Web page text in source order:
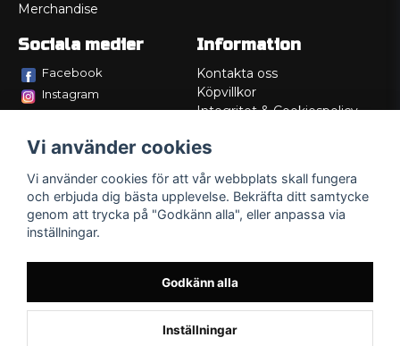
Merchandise
Sociala medier
Facebook
Instagram
Information
Kontakta oss
Köpvillkor
Integritet & Cookiespolicy
Service/Garanti
Lådritning
Om oss
Vi använder cookies
Vi använder cookies för att vår webbplats skall fungera
och erbjuda dig bästa upplevelse. Bekräfta ditt samtycke
genom att trycka på "Godkänn alla", eller anpassa via
inställningar.
Godkänn alla
Inställningar